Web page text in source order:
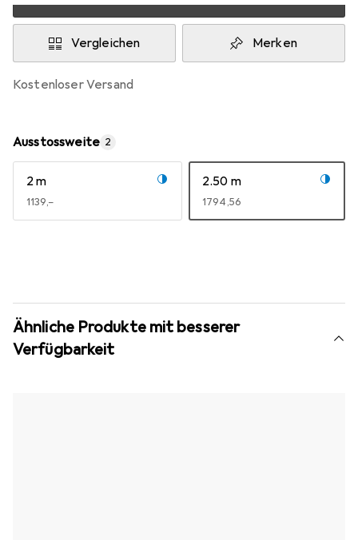
Vergleichen Merken
kostenloser Versand
Ausstossweite 2
2 m
EUR
1139,–
2.50 m
EUR
1794,56
Ähnliche Produkte mit besserer
Verfügbarkeit